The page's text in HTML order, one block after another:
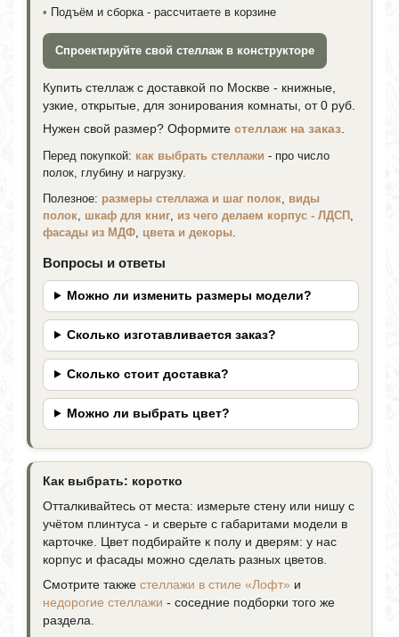
• Подъём и сборка - рассчитаете в корзине
Спроектируйте свой стеллаж в конструкторе
Купить стеллаж с доставкой по Москве - книжные,
узкие, открытые, для зонирования комнаты, от 0 руб.
Нужен свой размер? Оформите стеллаж на заказ
Перед покупкой: как выбрать стеллажи - про число
полок, глубину и нагрузку.
Полезное: размеры стеллажа и шаг полок виды
полок шкаф для книг из чего делаем корпус - ЛДСП
фасады из МДФ цвета и декоры
Вопросы и ответы
Можно ли изменить размеры модели?
Сколько изготавливается заказ?
Сколько стоит доставка?
Можно ли выбрать цвет?
Как выбрать: коротко
Отталкивайтесь от места: измерьте стену или нишу с
учётом плинтуса - и сверьте с габаритами модели в
карточке. Цвет подбирайте к полу и дверям: у нас
корпус и фасады можно сделать разных цветов.
Смотрите также стеллажи в стиле «Лофт» и
недорогие стеллажи - соседние подборки того же
раздела.